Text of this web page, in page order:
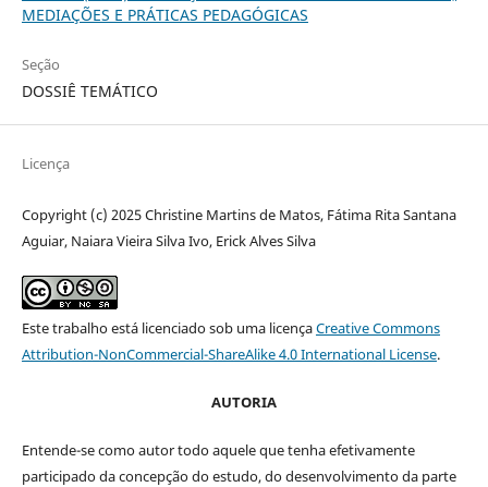
MEDIAÇÕES E PRÁTICAS PEDAGÓGICAS
Seção
DOSSIÊ TEMÁTICO
Licença
Copyright (c) 2025 Christine Martins de Matos, Fátima Rita Santana
Aguiar, Naiara Vieira Silva Ivo, Erick Alves Silva
Este trabalho está licenciado sob uma licençaCreative Commons
Attribution-NonCommercial-ShareAlike 4.0 International License.
AUTORIA
Entende-se como autor todo aquele que tenha efetivamente
participado da concepção do estudo, do desenvolvimento da parte